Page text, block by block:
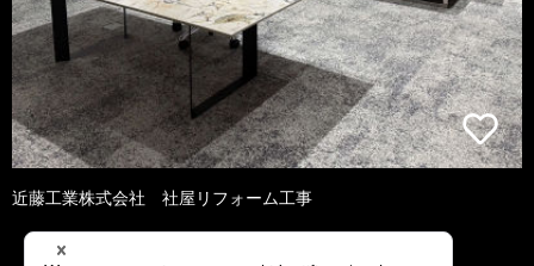
近藤工業株式会社 社屋リフォーム工事